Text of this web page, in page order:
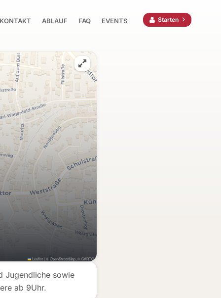
KONTAKT ABLAUF FAQ EVENTS Starten
Jugendliche sowie
ab 9Uhr.
Leaflet|©OpenStreetMap , ©CARTO